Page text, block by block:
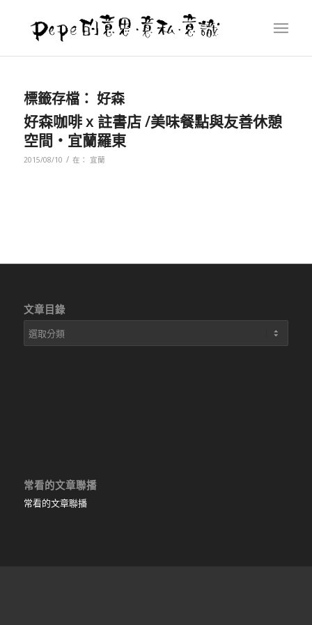
標籤存檔： 好森
好森咖啡 x 註書店 /美味餐點與友善休憩
空間‧宜蘭羅東
2015/08/10 / 在： 宜蘭
文章目錄
文
章
常看的文章聯播
常看的文章聯播